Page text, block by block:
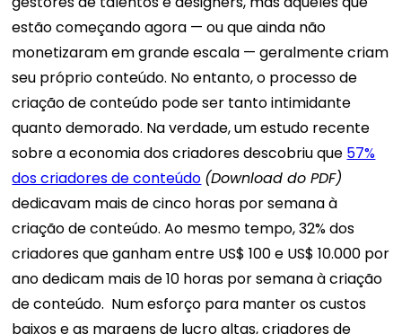
estão começando agora — ou que ainda não
monetizaram em grande escala — geralmente criam
seu próprio conteúdo. No entanto, o processo de
criação de conteúdo pode ser tanto intimidante
quanto demorado. Na verdade, um estudo recente
sobre a economia dos criadores descobriu que 57%
dos criadores de conteúdo (Download do PDF)
dedicavam mais de cinco horas por semana à
criação de conteúdo. Ao mesmo tempo, 32% dos
criadores que ganham entre US$ 100 e US$ 10.000 por
ano dedicam mais de 10 horas por semana à criação
de conteúdo. Num esforço para manter os custos
baixos e as margens de lucro altas, criadores de